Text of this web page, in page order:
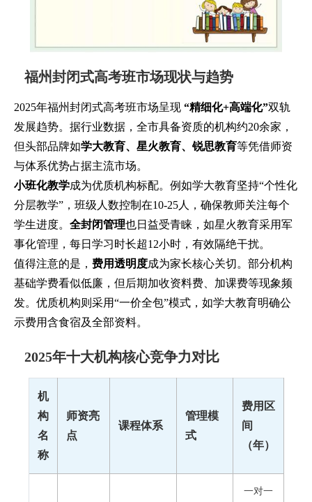
福州封闭式高考班市场现状与趋势
2025年福州封闭式高考班市场呈现 “精细化+高端化”双轨
发展趋势。据行业数据，全市具备资质的机构约20余家，
但头部品牌如学大教育、星火教育、锐思教育等凭借师资
与体系优势占据主流市场。
小班化教学成为优质机构标配。例如学大教育坚持“个性化
分层教学”，班级人数控制在10-25人，确保教师关注每个
学生进度。 全封闭管理也日益受青睐，如星火教育采用军
事化管理，每日学习时长超12小时，有效隔绝干扰。
值得注意的是， 费用透明度成为家长核心关切。部分机构
基础学费看似低廉，但后期加收资料费、加课费等现象频
发。优质机构则采用“一价全包”模式，如学大教育明确公
示费用含食宿及全部资料。
2025年十大机构核心竞争力对比
机
构
名
称
师资亮
点
课程体系
管理模
式
费用区
间
（年）
一对一